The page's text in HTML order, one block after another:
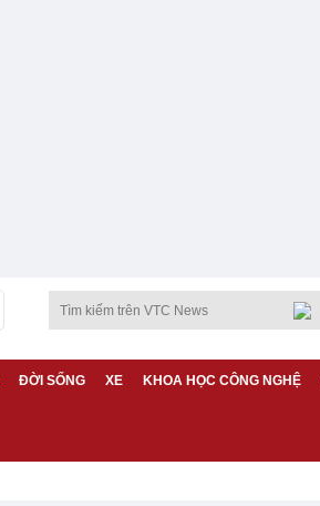
ĐỜI SỐNG XE KHOA HỌC CÔNG NGHỆ